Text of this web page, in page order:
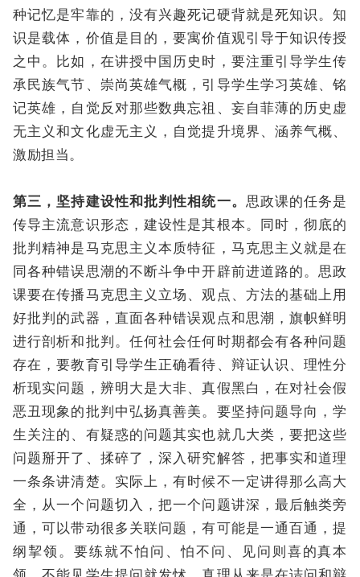
种记忆是牢靠的，没有兴趣死记硬背就是死知识。知
识是载体，价值是目的，要寓价值观引导于知识传授
之中。比如，在讲授中国历史时，要注重引导学生传
承民族气节、崇尚英雄气概，引导学生学习英雄、铭
记英雄，自觉反对那些数典忘祖、妄自菲薄的历史虚
无主义和文化虚无主义，自觉提升境界、涵养气概、
激励担当。
第三，坚持建设性和批判性相统一。 思政课的任务是
传导主流意识形态，建设性是其根本。同时，彻底的
批判精神是马克思主义本质特征，马克思主义就是在
同各种错误思潮的不断斗争中开辟前进道路的。思政
课要在传播马克思主义立场、观点、方法的基础上用
好批判的武器，直面各种错误观点和思潮，旗帜鲜明
进行剖析和批判。任何社会任何时期都会有各种问题
存在，要教育引导学生正确看待、辩证认识、理性分
析现实问题，辨明大是大非、真假黑白，在对社会假
恶丑现象的批判中弘扬真善美。要坚持问题导向，学
生关注的、有疑惑的问题其实也就几大类，要把这些
问题掰开了、揉碎了，深入研究解答，把事实和道理
一条条讲清楚。实际上，有时候不一定讲得那么高大
全，从一个问题切入，把一个问题讲深，最后触类旁
通，可以带动很多关联问题，有可能是一通百通，提
纲挈领。要练就不怕问、怕不问、见问则喜的真本